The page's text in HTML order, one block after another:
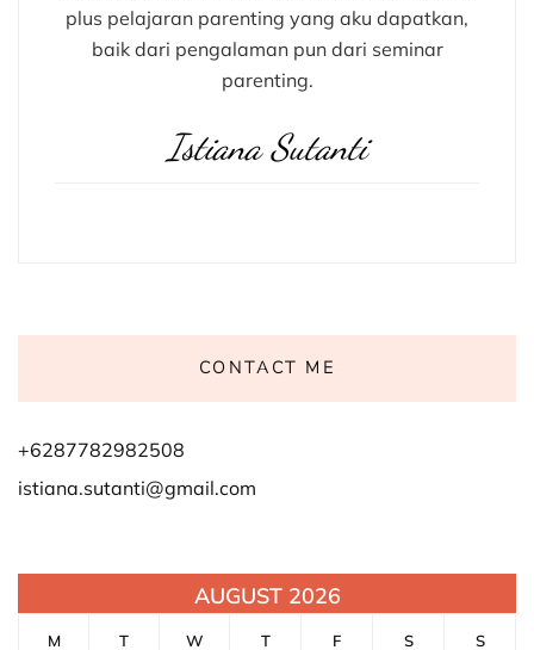
plus pelajaran parenting yang aku dapatkan,
baik dari pengalaman pun dari seminar
parenting.
Istiana Sutanti
CONTACT ME
+6287782982508
istiana.sutanti@gmail.com
AUGUST 2026
M T W T F S S